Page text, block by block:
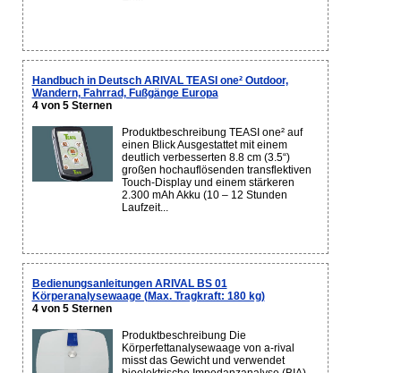
Handbuch in Deutsch ARIVAL TEASI one² Outdoor,
Wandern, Fahrrad, Fußgänge Europa
4 von 5 Sternen
Produktbeschreibung TEASI one² auf
einen Blick Ausgestattet mit einem
deutlich verbesserten 8.8 cm (3.5“)
großen hochauflösenden transflektiven
Touch-Display und einem stärkeren
2.300 mAh Akku (10 – 12 Stunden
Laufzeit...
Bedienungsanleitungen ARIVAL BS 01
Körperanalysewaage (Max. Tragkraft: 180 kg)
4 von 5 Sternen
Produktbeschreibung Die
Körperfettanalysewaage von a-rival
misst das Gewicht und verwendet